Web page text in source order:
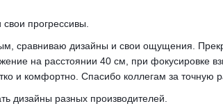
прогрессивы.
сравниваю дизайны и свои ощущения.
на расстоянии 40 см, при фокусировке
и комфортно. Спасибо коллегам за точную
дизайны разных производителей.